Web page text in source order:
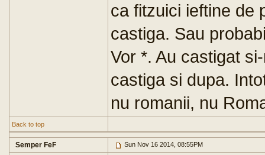
ca fitzuici ieftine de
castiga. Sau
Vor *. Au castigat
castiga si dupa.
nu romanii, nu
Back to top
Semper FeF Sun Nov 16 2014, 08:55PM